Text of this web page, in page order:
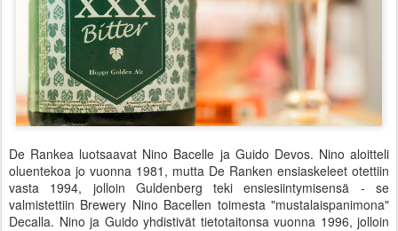
De Rankea luotsaavat Nino Bacelle ja Guido Devos. Nino aloitteli
oluentekoa jo vuonna 1981, mutta De Ranken ensiaskeleet otettiin
vasta 1994, jolloin Guldenberg teki ensiesiintymisensä - se
valmistettiin Brewery Nino Bacellen toimesta "mustalaispanimona"
Decalla. Nino ja Guido yhdistivät tietotaitonsa vuonna 1996, jolloin